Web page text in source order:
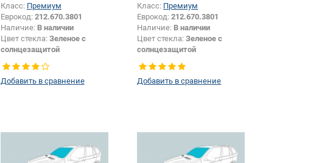
Класс: Премиум
Еврокод: 212.670.3801
Наличие: В наличии
Цвет стекла: Зеленое с
солнцезащитой
Добавить в сравнение
Класс: Премиум
Еврокод:212.670.3801
Наличие: В наличии
Цвет стекла:Зеленое с
солнцезащитой
Добавить в сравнение